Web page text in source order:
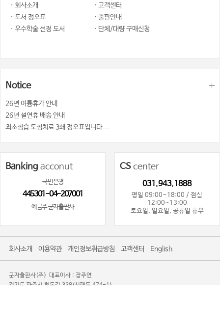
· 회사소개
· 고객센터
· 도서 정오표
· 출판안내
· 우수학술 선정 도서
· 단체/대량 구매신청
Notice
26년 여륨휴가 안내
26년 설연휴 배송 안내
최소침습 도침치료 3쇄 정오표입니다....
Banking acconut
국민은행
445301-04-207001
예금주 군자출판사
CScenter
031.943.1888
평일 09:00~18:00 / 점심
12:00~13:00
토요일, 일요일, 공휴일 휴무
회사소개 이용약관 개인정보취급방침 고객센터 English
군자출판사(주) 대표이사 : 장주연
경기도 파주시 회동길 338(서패동 474-1)